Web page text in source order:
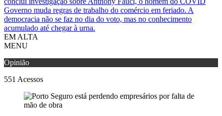
Governo muda regras de trabalho do comércio em feriado. A
democracia não se faz no dia do voto, mas no conhecimento
acumulado até chegar à urna.
EM ALTA
MENU
Opinião
551 Acessos